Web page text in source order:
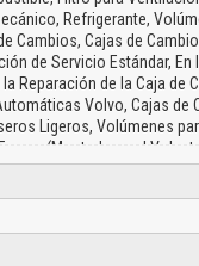
Refrigerante,
Cambios, Cajas de
de Servicio Estándar,
Reparación de la Caja de
Volvo, Cajas
Ligeros, Volúmenes
(Montada en el
Componentes
Eje Pusher Dirigible,
de Rueda Lubricados
Aceites y Líquidos
para Frenos, Grasa